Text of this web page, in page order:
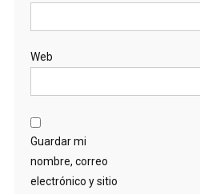
Web
Guardar mi
nombre, correo
electrónico y sitio